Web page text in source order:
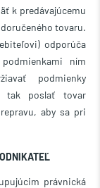
k predávajúcemu
tovaru.
odporúča
ním
podmienky
tak poslať tovar
aby sa pri
právnická